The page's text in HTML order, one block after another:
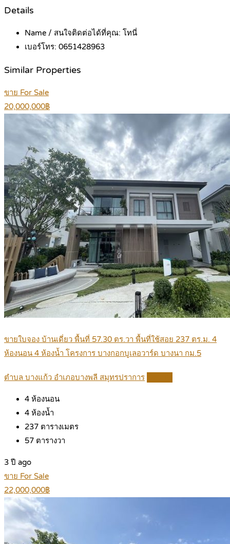
Details
Name / สนใจติดต่อได้ที่คุณ: โทนี่
เบอร์โทร: 0651428963
Similar Properties
ขาย For Sale
20,000,000฿
ขายใบจอง บ้านเดี่ยว พื้นที่ 57.30 ตร.วา พื้นที่ใช้สอย 237 ตร.ม. 4
ห้องนอน 4 ห้องน้ำ โครงการ บางกอกบูเลอวาร์ด บางนา กม.5
ตำบล บางแก้ว อำเภอบางพลี สมุทรปราการ
4 ห้องนอน
4 ห้องน้ำ
237 ตารางเมตร
57 ตารางวา
3 ปี ago
ขาย For Sale
22,000,000฿